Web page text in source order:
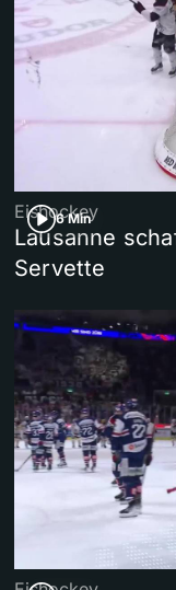
6 Min
Eishockey
Lausanne
Servette